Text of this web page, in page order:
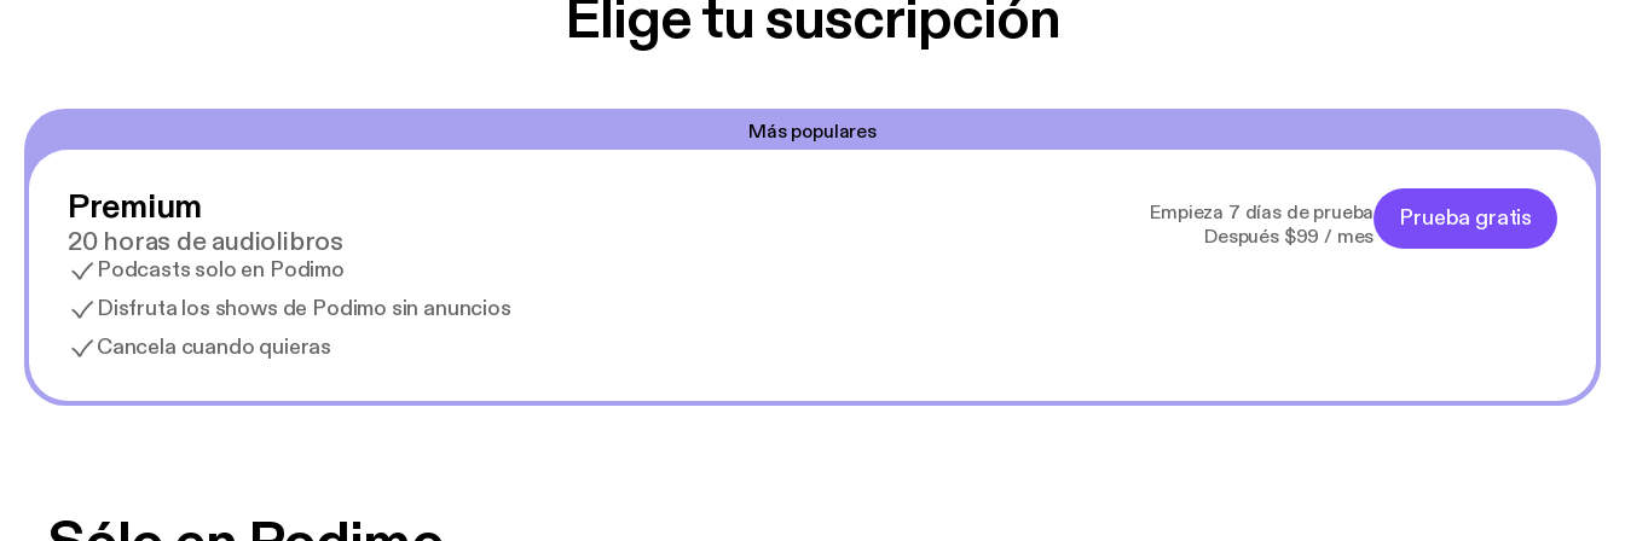
Elige tu suscripción
Más populares
Premium
20 horas de audiolibros
Podcasts solo en Podimo
Disfruta los shows de Podimo sin anuncios
Cancela cuando quieras
Empieza 7 días de prueba
Después $99 / mes
Prueba gratis